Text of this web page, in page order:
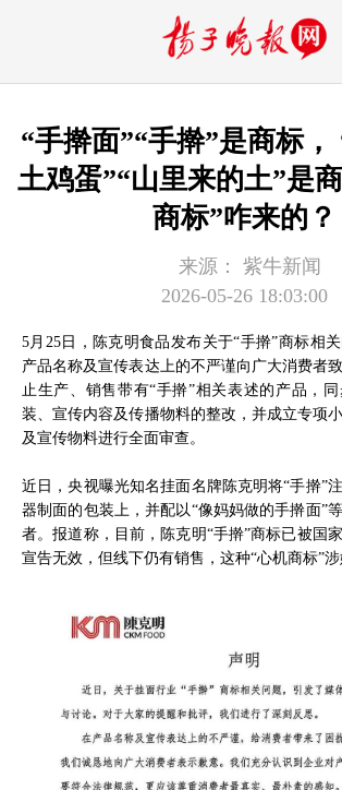
“手擀面”“手擀”是商标，
土鸡蛋”“山里来的土”是
商标”咋来的？
来源：
紫牛新闻
2026-05-26 18:03:00
5月25日，陈克明食品发布关于“手擀”商标相
产品名称及宣传表达上的不严谨向广大消费者
止生产、销售带有“手擀”相关表述的产品，
装、宣传内容及传播物料的整改，并成立专项
及宣传物料进行全面审查。
近日，央视曝光知名挂面名牌陈克明将“手擀”
器制面的包装上，并配以“像妈妈做的手擀面”
者。报道称，目前，陈克明“手擀”商标已被国
宣告无效，但线下仍有销售，这种“心机商标”涉